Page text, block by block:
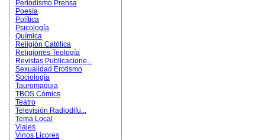
Periodismo Prensa
Poesía
Política
Psicología
Química
Religión Católica
Religiones Teología
Revistas Publicacione...
Sexualidad Erotismo
Sociología
Tauromaquia
TBOS Cómics
Teatro
Televisión Radiodifu...
Tema Local
Viajes
Vinos Licores